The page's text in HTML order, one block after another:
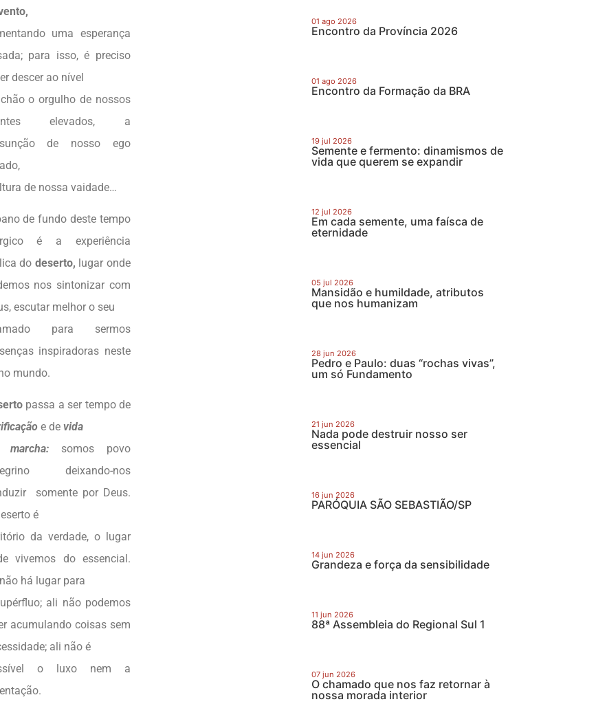
uma esperança
para isso, é preciso
descer ao nível
o orgulho de nossos
elevados, a
de nosso ego
de nossa vaidade…
de fundo deste tempo
é a experiência
do deserto, lugar onde
nos sintonizar com
escutar melhor o seu
para sermos
inspiradoras neste
mundo.
passa a ser tempo de
e de vida
marcha: somos povo
deixando-nos
somente por Deus.
é
da verdade, o lugar
vivemos do essencial.
há lugar para
ali não podemos
acumulando coisas sem
ali não é
o luxo nem a
01 ago 2026
Encontro da Província 2026
01 ago 2026
Encontro da Formação da BRA
19 jul 2026
Semente e fermento: dinamismos de
vida que querem se expandir
12 jul 2026
Em cada semente, uma faísca de
eternidade
05 jul 2026
Mansidão e humildade, atributos
que nos humanizam
28 jun 2026
Pedro e Paulo: duas “rochas vivas”,
um só Fundamento
21 jun 2026
Nada pode destruir nosso ser
essencial
16 jun 2026
PARÓQUIA SÃO SEBASTIÃO/SP
14 jun 2026
Grandeza e força da sensibilidade
11 jun 2026
88ª Assembleia do Regional Sul 1
07 jun 2026
O chamado que nos faz retornar à
nossa morada interior